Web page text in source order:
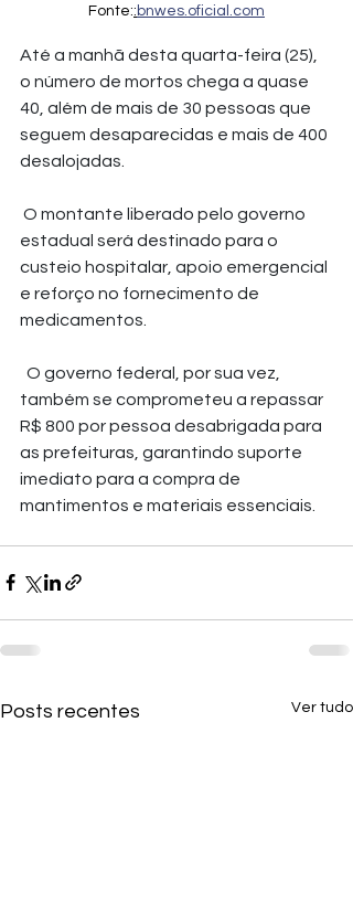
Fonte:: bnwes.oficial.com
Até a manhã desta quarta-feira (25),
o número de mortos chega a quase
40, além de mais de 30 pessoas que
seguem desaparecidas e mais de 400
desalojadas.
estadual será destinado para o
custeio hospitalar, apoio emergencial
e reforço no fornecimento de
medicamentos.
O governo federal, por sua vez,
também se comprometeu a repassar
R$ 800 por pessoa desabrigada para
as prefeituras, garantindo suporte
imediato para a compra de
mantimentos e materiais essenciais.
Posts recentes Ver tudo